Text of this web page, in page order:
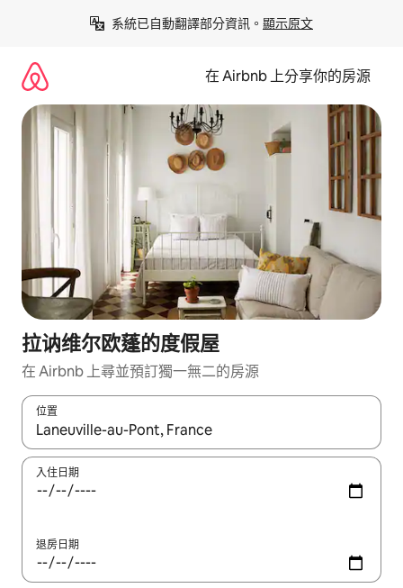
系統已自動翻譯部分資訊。 顯示原文
在 Airbnb 上分享你的房源
拉讷维尔欧蓬的度假屋
在 Airbnb 上尋並預訂獨一無二的房源
位置
如有搜尋結果，瀏覽內容時請使用上下箭頭，或輕點、滑動裝置。
入住日期
退房日期